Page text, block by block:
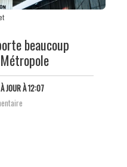
beaucoup
JOUR À 12:07